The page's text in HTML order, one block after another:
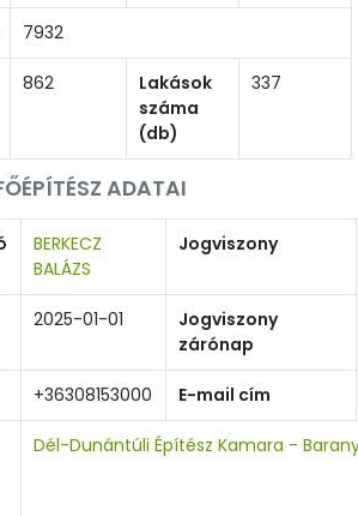
7932
862
Lakások
száma
(db)
337
ADATAI
BERKECZ
BALÁZS
Jogviszony
2025-01-01
Jogviszony
zárónap
+36308153000 E-mail cím
Dél-Dunántúli Építész Kamara -